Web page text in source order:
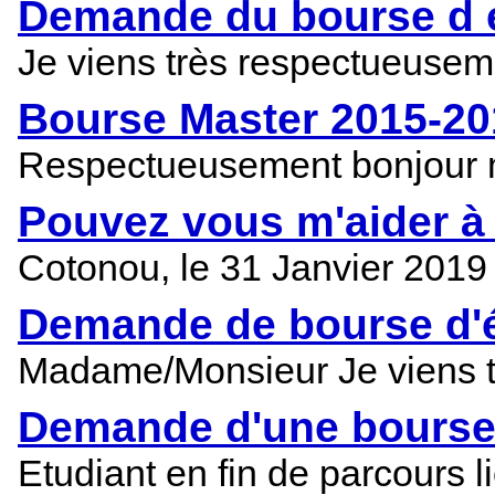
Demande du bourse d
Je viens très
Bourse Master 2015-
Respectueusement
Pouvez vous m'aider
Cotonou, le 31 Janvier
Demande de bourse
Madame/Monsieur Je
Demande d'une
Etudiant en fin de parcours